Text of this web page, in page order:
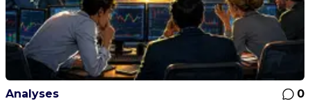
Analyses
0